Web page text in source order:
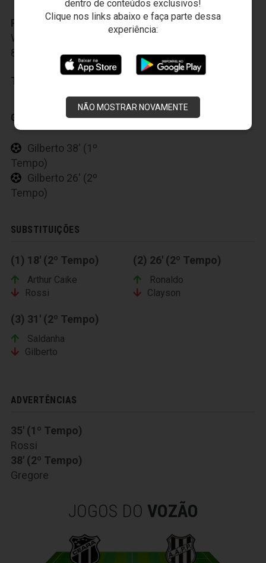
dentro de conteúdos exclusivos!
Clique nos links abaixo e faça parte dessa
experiência:
NÃO MOSTRAR NOVAMENTE
Reservas:1 - Douglas, 2 - Nino, 12 - Zeca, 3 -
Wanderson, 14 - Ernando, 16 - Ronaldo, 71 - Jadson,
8 - Daniel, 77 - Arthur Caike, 99 - Saldanha
Técnico:
GOLS
Gilberto 38' (1º
Tempo)
Gilberto 26' (2º
Tempo)
SUBSTITUIÇÕES
(1) 18' (2º Tempo)
Arthur Caike
Rossi
(2) 26' (2º Tempo)
Ronaldo
Clayson
(3) 31' (2º Tempo)
Saldanha
Gilberto
ADVERTÊNCIAS
35' (1º Tempo)
Rossi
38' (2º Tempo)
Gregore
JOGOS DO VOZÃO